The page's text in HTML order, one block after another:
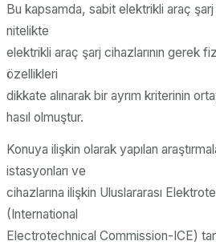
Bu kapsamda, sabit elektrikli araç şarj
nitelikte
elektrikli araç şarj cihazlarının gerek
özellikleri
dikkate alınarak bir ayrım kriterinin
hasıl olmuştur.
Konuya ilişkin olarak yapılan
istasyonları ve
cihazlarına ilişkin Uluslararası
(International
Electrotechnical Commission-ICE)